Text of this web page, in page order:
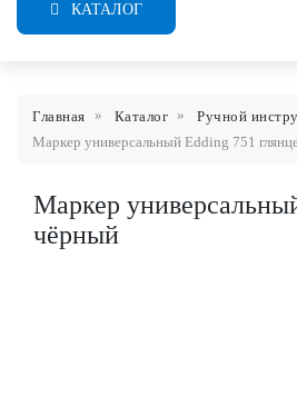
КАТАЛОГ
Главная Каталог Ручной
Маркер универсальный Edding 751
Маркер
чёрный